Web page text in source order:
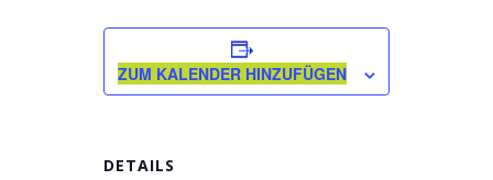
ZUM KALENDER HINZUFÜGEN
DETAILS